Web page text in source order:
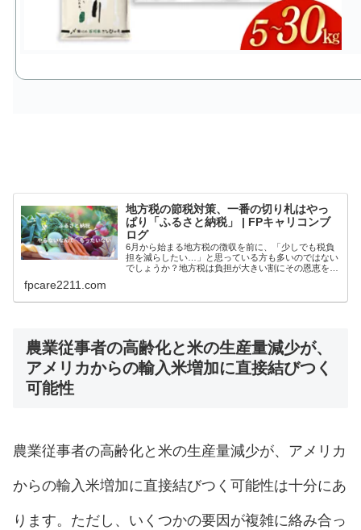
地方税の節税対策、一番の切り札はやっ
ぱり「ふるさと納税」 | FPキャリコンブ
ログ
6月から始まる地方税の徴収を前に、「少しでも税負
担を減らしたい…」と思っている方も多いのではない
でしょうか？地方税は負担が大きい割にその恩恵を受
ので、納税が家計を直接助けてくれ
fpcare2211.com
農業従事者の高齢化と米の生産量減少が、
アメリカからの輸入米増加に直接結びつく
可能性
農業従事者の高齢化と米の生産量減少が、アメリカ
からの輸入米増加に直接結びつく可能性は十分にあ
ります。ただし、いくつかの要因が複雑に絡み合っ